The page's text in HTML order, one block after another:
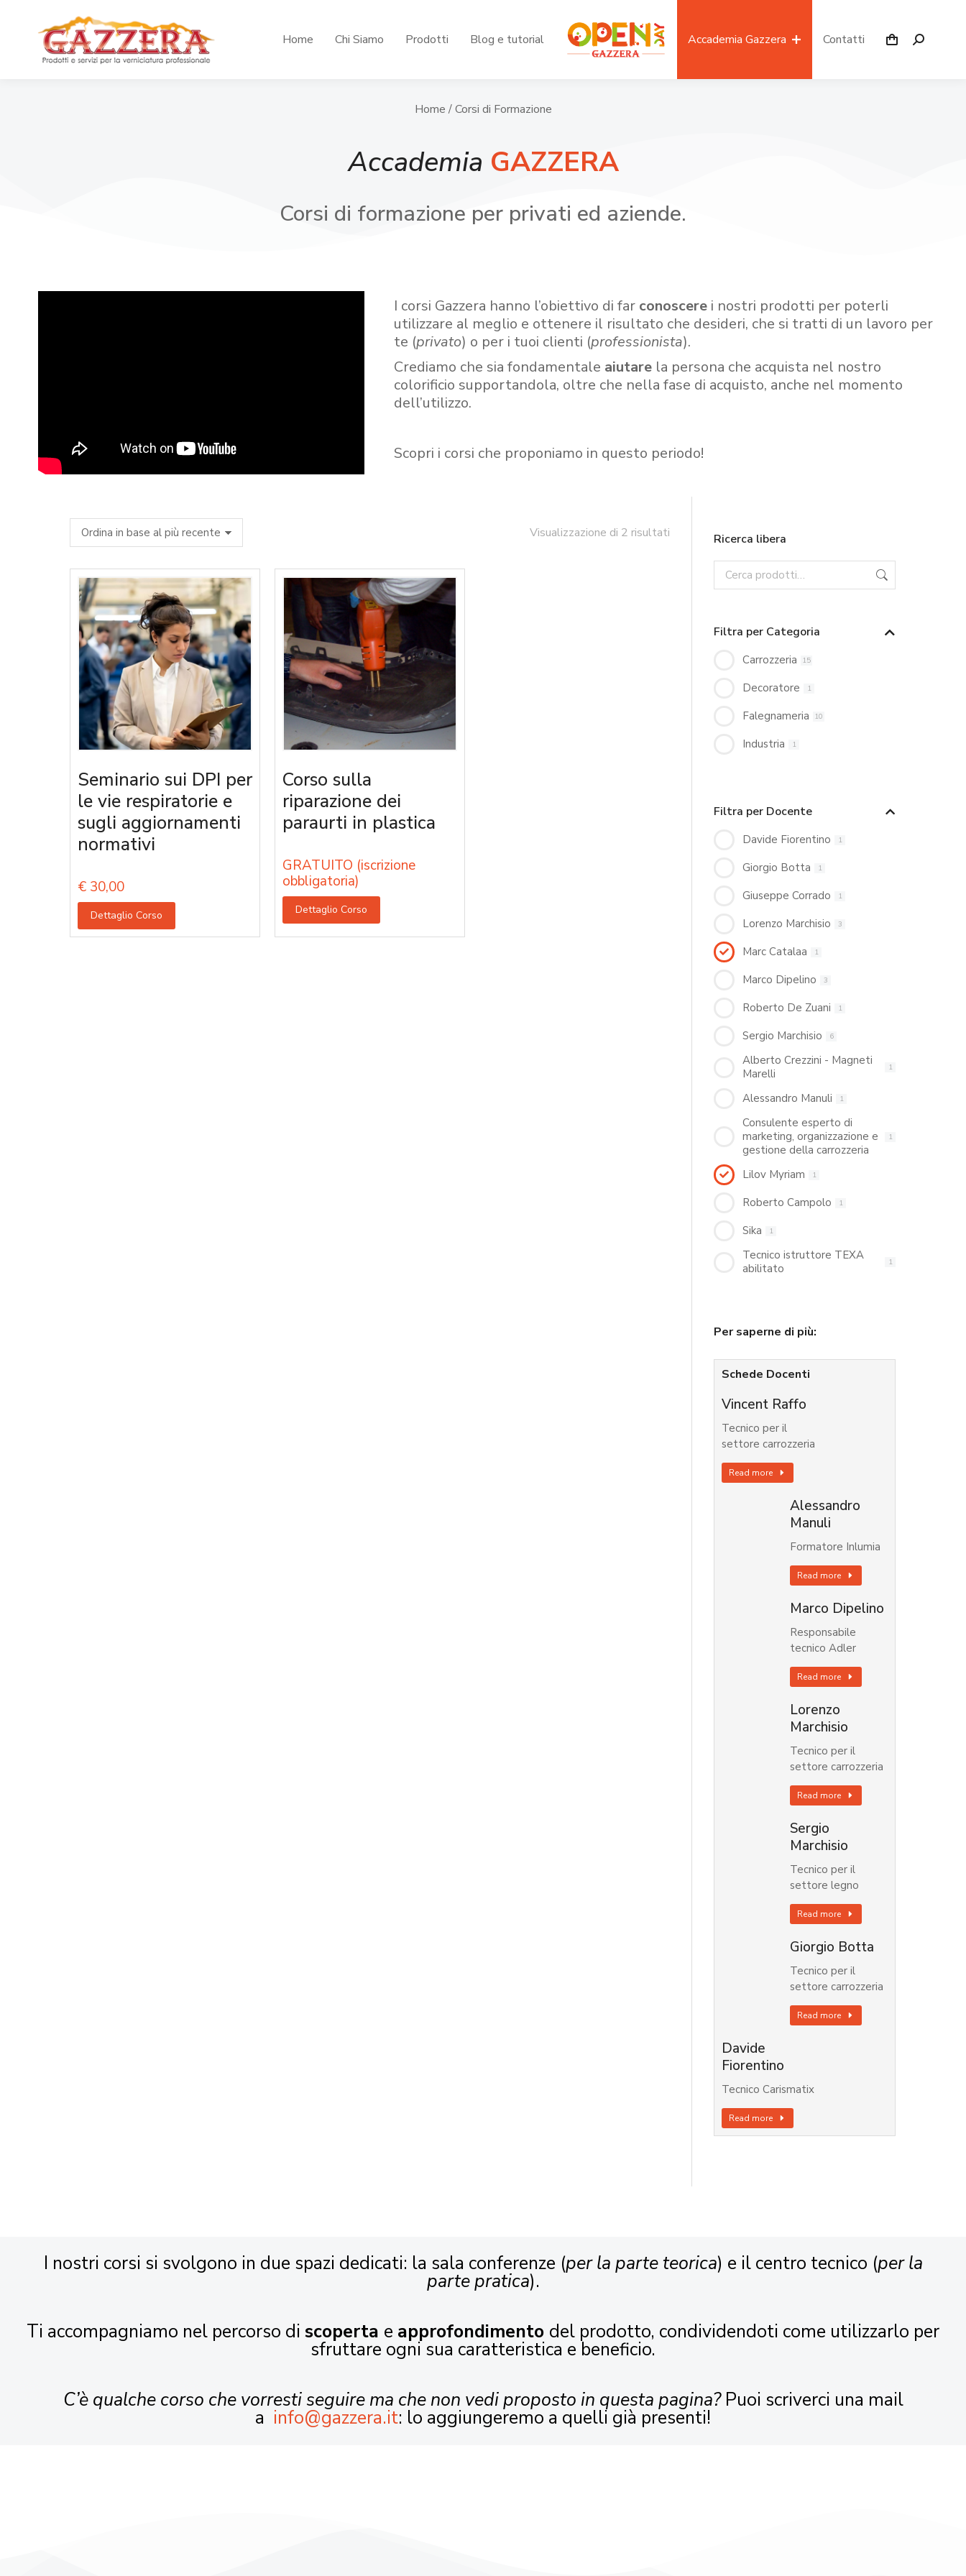
Home Chi Siamo Prodotti Blog e tutorial Accademia Gazzera Contatti
Home / Corsi di Formazione
Accademia GAZZERA
Corsi di formazione per privati ed aziende.
I corsi Gazzera hanno l’obiettivo di far conoscerei nostri prodotti per poterli
utilizzare al meglio e ottenere il risultato che desideri, che si tratti di un lavoro per
te (privato) o per i tuoi clienti (professionista).
Crediamo che sia fondamentale aiutare la persona che acquista nel nostro
colorificio supportandola, oltre che nella fase di acquisto, anche nel momento
dell’utilizzo.
Scopri i corsi che proponiamo in questo periodo!
Visualizzazione di 2 risultati
Seminario sui DPI per
le vie respiratorie e
sugli aggiornamenti
normativi
€ 30,00
Dettaglio Corso
Corso sulla
riparazione dei
paraurti in plastica
GRATUITO (iscrizione
obbligatoria)
Dettaglio Corso
Ricerca libera
Filtra per Categoria
Carrozzeria 15
Decoratore 1
Falegnameria 10
Industria 1
Filtra per Docente
Davide Fiorentino 1
Giorgio Botta 1
Giuseppe Corrado 1
Lorenzo Marchisio 3
Marc Catalaa 1
Marco Dipelino 3
Roberto De Zuani 1
Sergio Marchisio 6
Alberto Crezzini - Magneti
Marelli
1
Alessandro Manuli 1
Consulente esperto di
marketing, organizzazione e
gestione della carrozzeria
1
Lilov Myriam 1
Roberto Campolo 1
Sika 1
Tecnico istruttore TEXA
abilitato
1
Per saperne di più:
Schede Docenti
Vincent Raffo
Tecnico per il
settore carrozzeria
Read more
Alessandro
Manuli
Formatore Inlumia
Read more
Marco Dipelino
Responsabile
tecnico Adler
Read more
Lorenzo
Marchisio
Tecnico per il
settore carrozzeria
Read more
Sergio
Marchisio
Tecnico per il
settore legno
Read more
Giorgio Botta
Tecnico per il
settore carrozzeria
Read more
Davide
Fiorentino
Tecnico Carismatix
Read more
I nostri corsi si svolgono in due spazi dedicati: la sala conferenze (per la parte teorica) e il centro tecnico (per la
parte pratica).
Ti accompagniamo nel percorso di scoperta e approfondimento del prodotto, condividendoti come utilizzarlo per
sfruttare ogni sua caratteristica e beneficio.
C’è qualche corso che vorresti seguire ma che non vedi proposto in questa pagina?Puoi scriverci una mail
a info@gazzera.it: lo aggiungeremo a quelli già presenti!